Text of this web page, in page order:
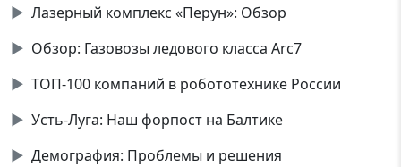
▶ Лазерный комплекс «Перун»: Обзор
▶ Обзор: Газовозы ледового класса Аrc7
▶ ТОП-100 компаний в робототехнике России
▶ Усть-Луга: Наш форпост на Балтике
▶ Демография: Проблемы и решения